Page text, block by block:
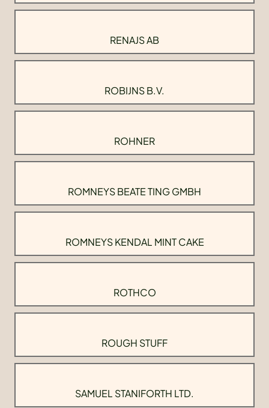
RENAJS AB
ROBIJNS B.V.
ROHNER
ROMNEYS BEATE TING GMBH
ROMNEYS KENDAL MINT CAKE
ROTHCO
ROUGH STUFF
SAMUEL STANIFORTH LTD.